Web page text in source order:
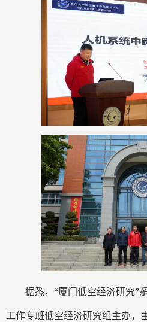
据悉，“厦门低空经济研究”
工作专班低空经济研究组主办，